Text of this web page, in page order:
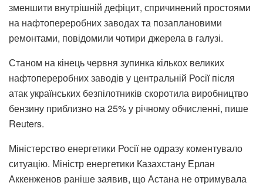
зменшити внутрішній дефіцит, спричинений простоями
на нафтопереробних заводах та позаплановими
ремонтами, повідомили чотири джерела в галузі.
Станом на кінець червня зупинка кількох великих
нафтопереробних заводів у центральній Росії після
атак українських безпілотників скоротила виробництво
бензину приблизно на 25% у річному обчисленні, пише
Reuters.
Міністерство енергетики Росії не одразу коментувало
ситуацію. Міністр енергетики Казахстану Ерлан
Аккенженов раніше заявив, що Астана не отримувала